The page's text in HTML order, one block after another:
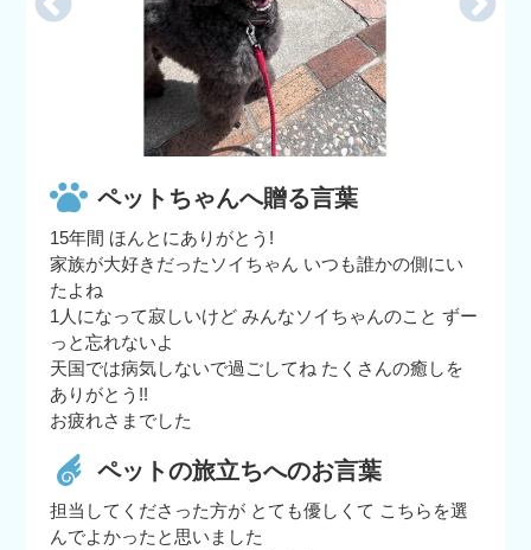
ペットちゃんへ贈る言葉
15年間 ほんとにありがとう!
家族が大好きだったソイちゃん いつも誰かの側にい
たよね
1人になって寂しいけど みんなソイちゃんのこと ずー
っと忘れないよ
天国では病気しないで過ごしてね たくさんの癒しを
ありがとう!!
お疲れさまでした
ペットの旅立ちへのお言葉
担当してくださった方が とても優しくて こちらを選
んでよかったと思いました